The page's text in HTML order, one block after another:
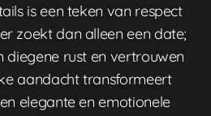
is een teken van respect
zoekt dan alleen een date;
diegene rust en vertrouwen
aandacht transformeert
elegante en emotionele